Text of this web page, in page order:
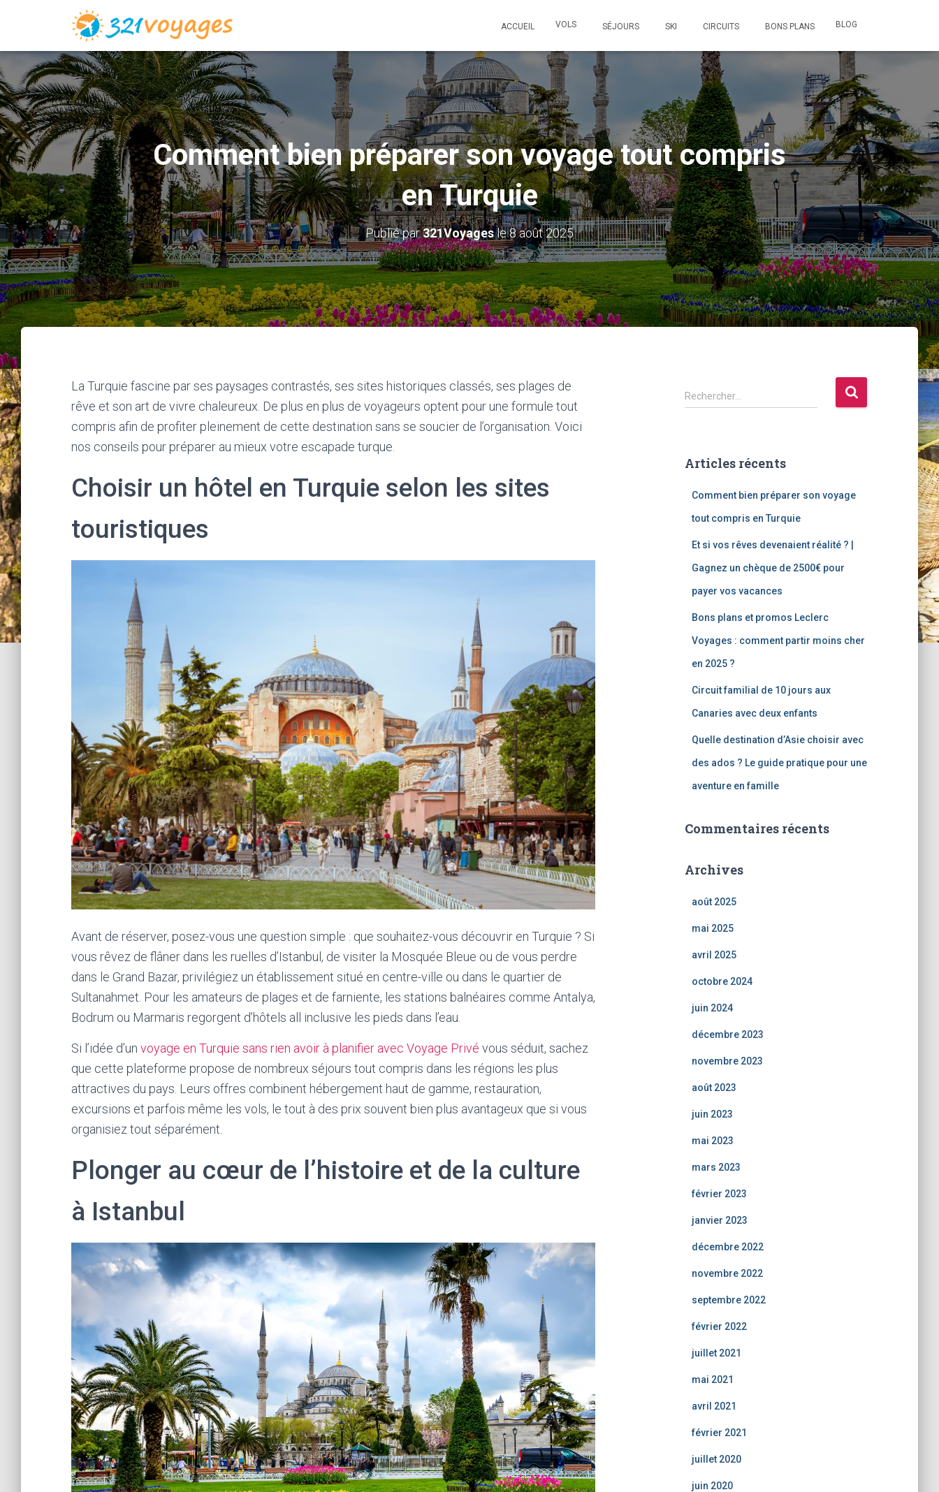
ACCUEIL VOLS SÉJOURS SKI CIRCUITS BONS PLANS BLOG
Comment bien préparer son voyage tout compris
en Turquie
Publié par321Voyagesle8 août 2025
La Turquie fascine par ses paysages contrastés, ses sites historiques classés, ses plages de
rêve et son art de vivre chaleureux. De plus en plus de voyageurs optent pour une formule tout
compris afin de profiter pleinement de cette destination sans se soucier de l’organisation. Voici
nos conseils pour préparer au mieux votre escapade turque.
Choisir un hôtel en Turquie selon les sites
touristiques
Avant de réserver, posez-vous une question simple : que souhaitez-vous découvrir en Turquie ? Si
vous rêvez de flâner dans les ruelles d’Istanbul, de visiter la Mosquée Bleue ou de vous perdre
dans le Grand Bazar, privilégiez un établissement situé en centre-ville ou dans le quartier de
Sultanahmet. Pour les amateurs de plages et de farniente, les stations balnéaires comme Antalya,
Bodrum ou Marmaris regorgent d’hôtels all inclusive les pieds dans l’eau.
Si l’idée d’un voyage en Turquie sans rien avoir à planifier avec Voyage Privé vous séduit, sachez
que cette plateforme propose de nombreux séjours tout compris dans les régions les plus
attractives du pays. Leurs offres combinent hébergement haut de gamme, restauration,
excursions et parfois même les vols, le tout à des prix souvent bien plus avantageux que si vous
organisiez tout séparément.
Plonger au cœur de l’histoire et de la culture
à Istanbul
R
e
r
Rechercher…
Articles récents
Comment bien préparer son voyage
tout compris en Turquie
Et si vos rêves devenaient réalité ? |
Gagnez un chèque de 2500€ pour
payer vos vacances
Bons plans et promos Leclerc
Voyages : comment partir moins cher
en 2025 ?
Circuit familial de 10 jours aux
Canaries avec deux enfants
Quelle destination d’Asie choisir avec
des ados ? Le guide pratique pour une
aventure en famille
Commentaires récents
Archives
août 2025
mai 2025
avril 2025
octobre 2024
juin 2024
décembre 2023
novembre 2023
août 2023
juin 2023
mai 2023
mars 2023
février 2023
janvier 2023
décembre 2022
novembre 2022
septembre 2022
février 2022
juillet 2021
mai 2021
avril 2021
février 2021
juillet 2020
juin 2020